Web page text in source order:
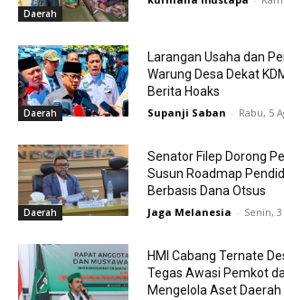
Daerah
Daerah
Larangan Usaha dan
Warung Desa Dekat
Berita Hoaks
Supanji Saban - Rabu, 5
Daerah
Senator Filep Dorong
Susun Roadmap
Berbasis Dana Otsus
Jaga Melanesia - Senin,
HMI Cabang Ternate
Tegas Awasi Pemkot
Mengelola Aset Daerah